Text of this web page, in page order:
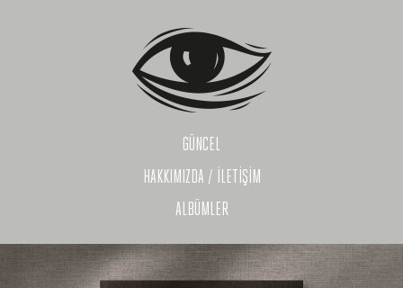
GÜNCEL
HAKKIMIZDA / İLETİŞİM
ALBÜMLER